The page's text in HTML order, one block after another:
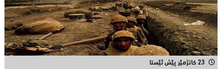
23 کاتژمێر پێش ئێستا